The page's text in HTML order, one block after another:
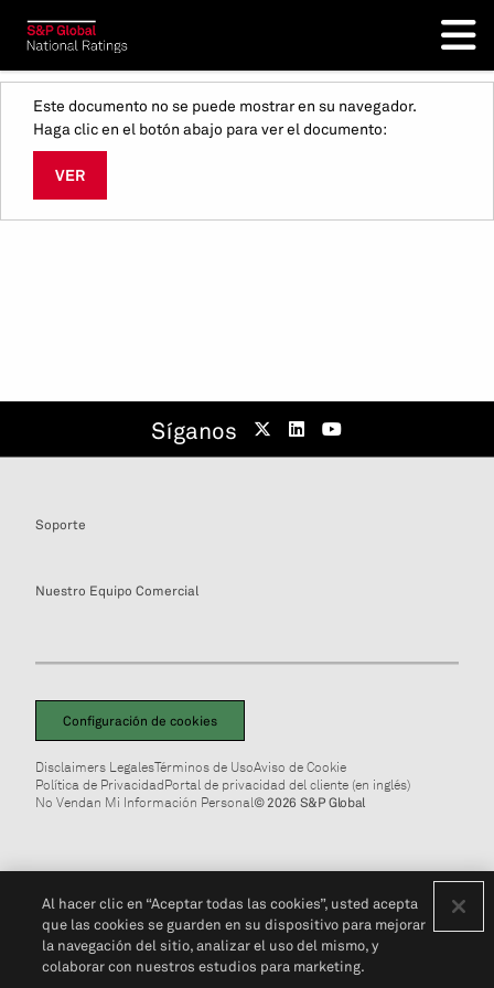
Este documento no se puede mostrar en su navegador.
Haga clic en el botón abajo para ver el documento:
VER
Síganos
Soporte
Nuestro Equipo Comercial
Configuración de cookies
Disclaimers LegalesTérminos de UsoAviso de Cookie
Política de PrivacidadPortal de privacidad del cliente (en inglés)
No Vendan Mi Información Personal© 2026 S&P Global
Al hacer clic en “Aceptar todas las cookies”, usted acepta
que las cookies se guarden en su dispositivo para mejorar
la navegación del sitio, analizar el uso del mismo, y
colaborar con nuestros estudios para marketing.